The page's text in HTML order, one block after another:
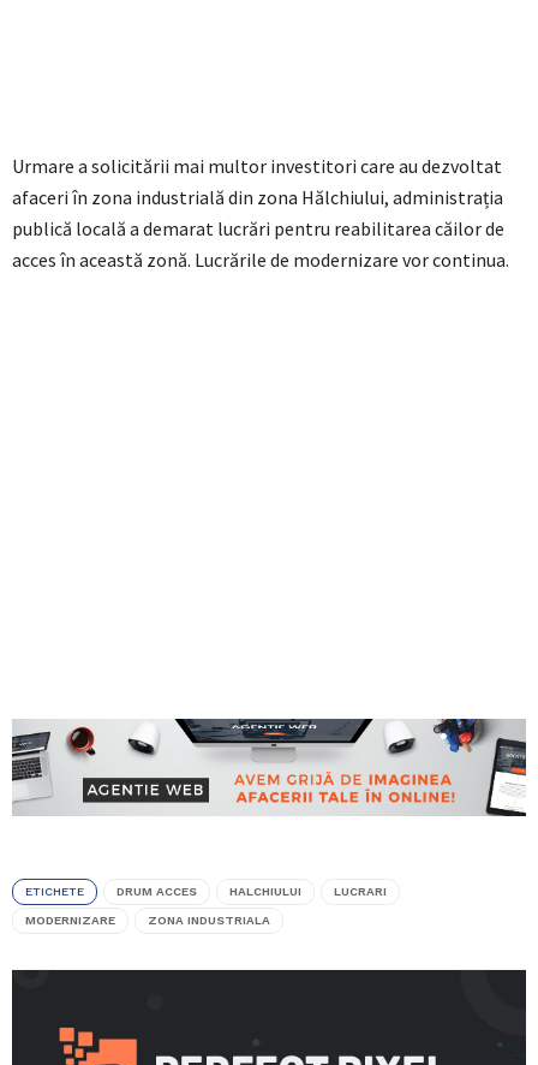
Urmare a solicitării mai multor investitori care au dezvoltat
afaceri în zona industrială din zona Hălchiului, administrația
publică locală a demarat lucrări pentru reabilitarea căilor de
acces în această zonă. Lucrările de modernizare vor continua.
ETICHETE DRUM ACCES HALCHIULUI LUCRARI
MODERNIZARE ZONA INDUSTRIALA